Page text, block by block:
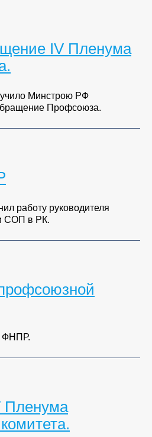
IV Пленума
Минстрою РФ
Профсоюза.
работу руководителя
СОП в РК.
ФНПР.
Пленума